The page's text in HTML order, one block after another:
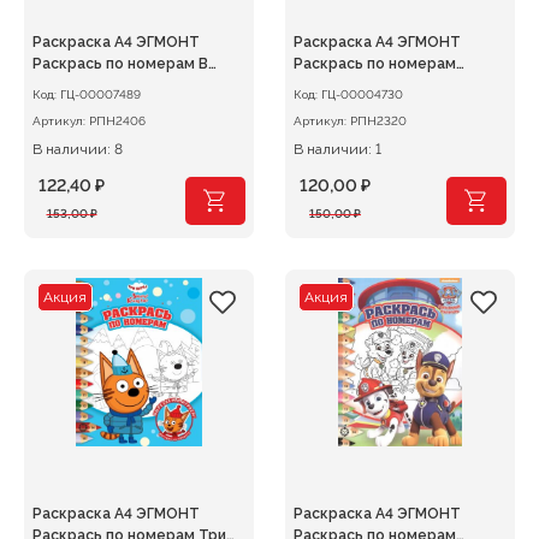
Раскраска А4 ЭГМОНТ
Раскрась по номерам В
Код: ГЦ-00007489
Артикул: РПН2406
В наличии: 8
153,00₽
Первоначальная
153,00 ₽.
122,40 ₽
Текущая
Раскраска А4 ЭГМОНТ
Раскрась по номерам
Код: ГЦ-00004730
Артикул: РПН2320
В наличии: 1
150,00₽
Первоначальная
150,00 ₽.
120,00 ₽
Текущая
Акция
Раскраска А4 ЭГМОНТ
Раскрась по номерам Три
Акция
Раскраска А4 ЭГМОНТ
Раскрась по номерам